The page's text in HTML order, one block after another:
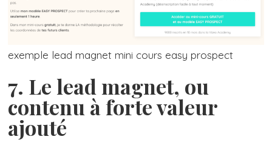
exemple lead magnet mini cours easy prospect
7. Le lead magnet, ou
contenu à forte valeur
ajouté